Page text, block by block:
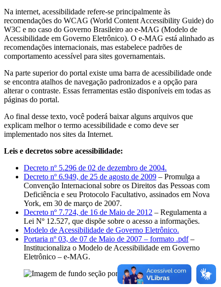
Na internet, acessibilidade refere-se principalmente às
recomendações do WCAG (World Content Accessibility Guide) do
W3C e no caso do Governo Brasileiro ao e-MAG (Modelo de
Acessibilidade em Governo Eletrônico). O e-MAG está alinhado as
recomendações internacionais, mas estabelece padrões de
comportamento acessível para sites governamentais.
Na parte superior do portal existe uma barra de acessibilidade onde
se encontra atalhos de navegação padronizados e a opção para
alterar o contraste. Essas ferramentas estão disponíveis em todas as
páginas do portal.
Ao final desse texto, você poderá baixar alguns arquivos que
explicam melhor o termo acessibilidade e como deve ser
implementado nos sites da Internet.
Leis e decretos sobre acessibilidade:
Decreto nº 5.296 de 02 de dezembro de 2004.
Decreto nº 6.949, de 25 de agosto de 2009 – Promulga a
Convenção Internacional sobre os Direitos das Pessoas com
Deficiência e seu Protocolo Facultativo, assinados em Nova
York, em 30 de março de 2007.
Decreto nº 7.724, de 16 de Maio de 2012 – Regulamenta a
Lei Nº 12.527, que dispõe sobre o acesso a informações.
Modelo de Acessibilidade de Governo Eletrônico.
Portaria nº 03, de 07 de Maio de 2007 – formato .pdf–
Institucionaliza o Modelo de Acessibilidade em Governo
Eletrônico – e-MAG.